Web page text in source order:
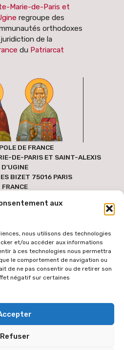
aux
nous utilisons des technologies
et/ou accéder aux informations
à ces technologies nous permettra
le comportement de navigation ou
de ne pas consentir ou de retirer son
négatif sur certaines
Refuser
Marie-de-Paris et
regroupe des
orthodoxes
de la
du Patriarcat
DE FRANCE
DE-PARIS ET SAINT-ALEXIS
D'UGINE
BIZET 75016 PARIS
FRANCE
le plus grand nombre, les textes
via une extension de
donc comporter des erreurs de